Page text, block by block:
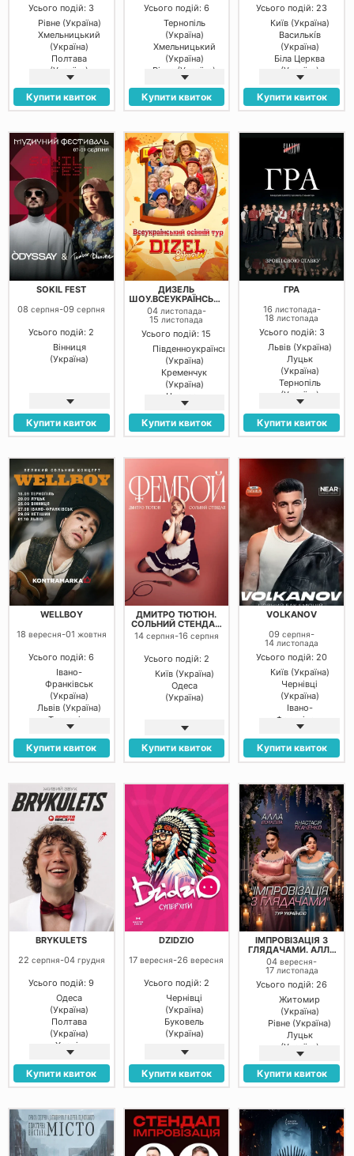
Усього подій: 3
Рівне (Україна)
Хмельницький
(Україна)
Полтава
(Україна)
Купити квиток
Усього подій: 6
Тернопіль
(Україна)
Хмельницький
(Україна)
Рівне (Україна)
Полтава
(Україна)
Дніпро
Франківськ
(Україна)
Купити квиток
Усього подій: 23
Київ (Україна)
Василькíв
(Україна)
Біла Церква
(Україна)
Бровари
(Україна)
Полтава
(Україна)
Кропивницький
Ужгород
(Україна)
Івано-
Франківськ
(Україна)
Луцьк
(Україна)
Рівне (Україна)
Вінниця
(Україна)
Тернопіль
(Україна)
Долина
(Україна)
Трускавець
(Україна)
Житомир
(Україна)
Купити квиток
SOKIL FEST
08серпня-09серпня
Усього подій: 2
Вінниця
(Україна)
Купити квиток
ДИЗЕЛЬ
ШОУ.ВСЕУКРАЇНСЬКИЙ
ОСІННІЙ ТУР 2026
04 листопада-
15 листопада
Усього подій: 15
Південноукраїнськ
(Україна)
Кременчук
(Україна)
Черкаси
(Україна)
Олександрія
(Україна)
(Україна)
Полтава
(Україна)
Кропивницький
(Україна)
Купити квиток
ГРА
16 листопада-
18 листопада
Усього подій: 3
Львів (Україна)
Луцьк
(Україна)
Тернопіль
(Україна)
Купити квиток
WELLBOY
18 вересня-01 жовтня
Усього подій: 6
Івано-
Франківськ
(Україна)
Львів (Україна)
Тернопіль
(Україна)
Нетішин
(Україна)
Вінниця
(Україна)
Купити квиток
ДМИТРО ТЮТЮН.
СОЛЬНИЙ СТЕНДАП
«ФЕМБОЙ»
14 серпня-16 серпня
Усього подій: 2
Київ (Україна)
Одеса
(Україна)
Купити квиток
VOLKANOV
09серпня-
14листопада
Усього подій: 20
Київ (Україна)
Чернівці
(Україна)
Івано-
Франківськ
(Україна)
Львів (Україна)
Тернопіль
(Україна)
Овідіополь
(Україна)
Білгород-
Дністровський
(Україна)
Ізмаїл
(Україна)
Житомир
(Україна)
Городок
(Україна)
Хорошів
(Україна)
(Україна)
Кривий Ріг
(Україна)
Кропивницький
(Україна)
Миколаїв
(Україна)
Черкаси
(Україна)
Полтава
(Україна)
Купити квиток
BRYKULETS
22 серпня-04 грудня
Усього подій: 9
Одеса
(Україна)
Полтава
(Україна)
Харків
(Україна)
Дніпро
(Україна)
(Україна)
Чернівці
Вінниця
Купити квиток
DZIDZIO
17вересня-26вересня
Усього подій: 2
Чернівці
(Україна)
Буковель
(Україна)
Купити квиток
ІМПРОВІЗАЦІЯ З
ГЛЯДАЧАМИ. АЛЛА
ВОЛКОВА ТА
АНАСТАСІЯ
ТКАЧЕНКО
04вересня-
17 листопада
Усього подій: 26
Житомир
(Україна)
Рівне (Україна)
Луцьк
(Україна)
Кременчук
(Україна)
Полтава
(Україна)
Харків
(Україна)
Дніпро
Купити квиток